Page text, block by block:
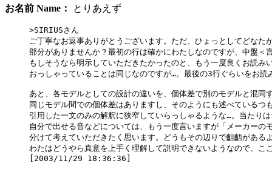
お名前 Name： とりあえず
>SIRIUSさん
ご丁寧なお返事ありがとうございます。ただ、ひょっとしてどなた
部分がありませんか？最初の行は確かにわたしなのですが、中盤＜
もしそうなら明示していただきたかったのと、もう一度良くお読
おっしゃっていることは同じなのですが…。最後の3行ぐらいをお読
あと、各モデルとしての設計の違いを、個体差で別のモデルと混同
同じモデル間での個体差はありますし、そのようにも述べているつ
引用した一文のみの解釈に狭窄していらっしゃるような…。当たり
自分で出せる音などについては、もう一度言いますが「メーカーの
分けて考えていただきたく思います。どうもその辺りで齟齬がある
わたはどうやら真意を上手く理解して説明できないようなので、こ